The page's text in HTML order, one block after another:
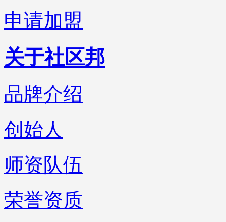
申请加盟
关于社区邦
品牌介绍
创始人
师资队伍
荣誉资质